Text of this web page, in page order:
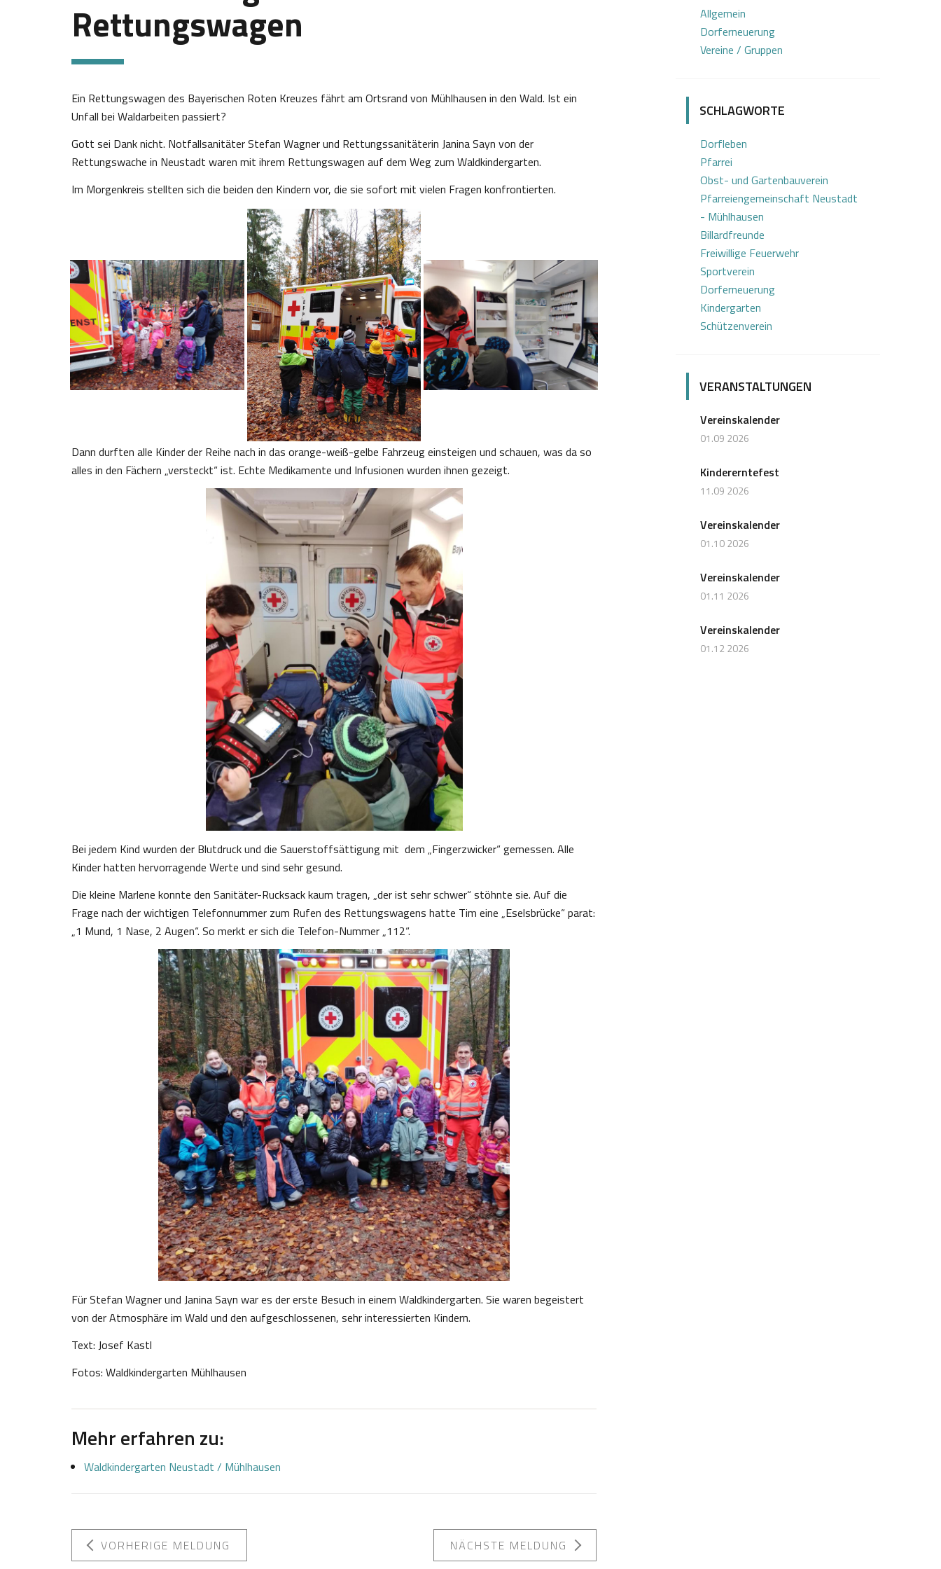
Rettungswagen
Ein Rettungswagen des Bayerischen Roten Kreuzes fährt am Ortsrand von Mühlhausen in den Wald. Ist ein
Unfall bei Waldarbeiten passiert?
Gott sei Dank nicht. Notfallsanitäter Stefan Wagner und Rettungssanitäterin Janina Sayn von der
Rettungswache in Neustadt waren mit ihrem Rettungswagen auf dem Weg zum Waldkindergarten.
Im Morgenkreis stellten sich die beiden den Kindern vor, die sie sofort mit vielen Fragen konfrontierten.
Dann durften alle Kinder der Reihe nach in das orange-weiß-gelbe Fahrzeug einsteigen und schauen, was da so
alles in den Fächern „versteckt“ ist. Echte Medikamente und Infusionen wurden ihnen gezeigt.
Bei jedem Kind wurden der Blutdruck und die Sauerstoffsättigung mit dem „Fingerzwicker“ gemessen. Alle
Kinder hatten hervorragende Werte und sind sehr gesund.
Die kleine Marlene konnte den Sanitäter-Rucksack kaum tragen, „der ist sehr schwer“ stöhnte sie. Auf die
Frage nach der wichtigen Telefonnummer zum Rufen des Rettungswagens hatte Tim eine „Eselsbrücke“ parat:
„1 Mund, 1 Nase, 2 Augen“. So merkt er sich die Telefon-Nummer „112“.
Für Stefan Wagner und Janina Sayn war es der erste Besuch in einem Waldkindergarten. Sie waren begeistert
von der Atmosphäre im Wald und den aufgeschlossenen, sehr interessierten Kindern.
Text: Josef Kastl
Fotos: Waldkindergarten Mühlhausen
Mehr erfahren zu:
Waldkindergarten Neustadt / Mühlhausen
VORHERIGE MELDUNG NÄCHSTE MELDUNG
Allgemein
Dorferneuerung
Vereine / Gruppen
SCHLAGWORTE
Dorfleben
Pfarrei
Obst- und Gartenbauverein
Pfarreiengemeinschaft Neustadt
- Mühlhausen
Billardfreunde
Freiwillige Feuerwehr
Sportverein
Dorferneuerung
Kindergarten
Schützenverein
VERANSTALTUNGEN
Vereinskalender
01.09 2026
Kindererntefest
11.09 2026
Vereinskalender
01.10 2026
Vereinskalender
01.11 2026
Vereinskalender
01.12 2026